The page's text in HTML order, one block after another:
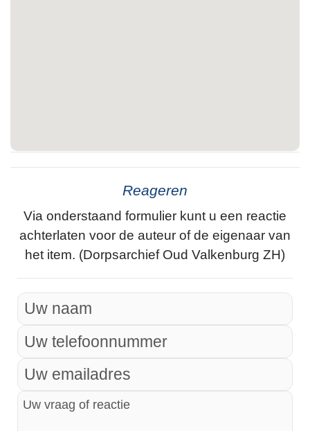
Reageren
Via onderstaand formulier kunt u een reactie
achterlaten voor de auteur of de eigenaar van
het item. (Dorpsarchief Oud Valkenburg ZH)